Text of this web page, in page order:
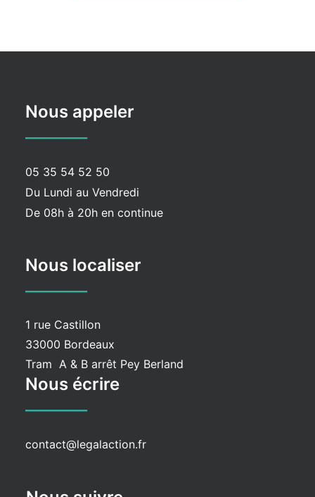
Nous appeler
05 35 54 52 50
Du Lundi au Vendredi
De 08h à 20h en continue
Nous localiser
1 rue Castillon
33000 Bordeaux
Tram A & B arrêt Pey Berland
Nous écrire
contact@legalaction.fr